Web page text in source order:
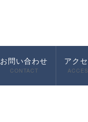
お問い合わせ
CONTACT
アク